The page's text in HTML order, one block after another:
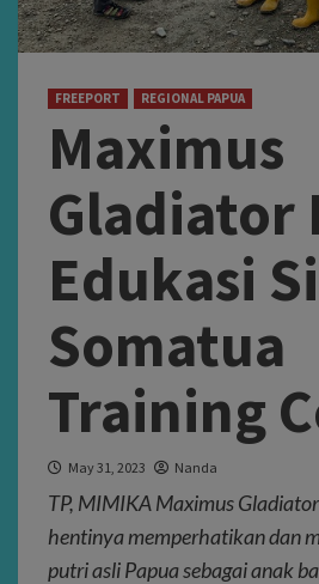
FREEPORT REGIONAL PAPUA
Maximus
Gladiator
Edukasi
Somatua
Training
May 31, 2023 Nanda
TP, MIMIKA Maximus
hentinya memperhatikan dan
putri asli Papua sebagai anak